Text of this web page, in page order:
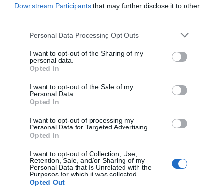
Downstream Participants that may further disclose it to other
Please note that this website/app uses one or more Google
not limited to your visit or usage behaviour. You may click to
grant or deny consent to Google and its third-party tags to
use your data for below specified purposes in below Google
consent section.
Personal Data Processing Opt Outs
I want to opt-out of the Sharing of my
personal data.
Opted In
I want to opt-out of the Sale of my
Personal Data.
Opted In
I want to opt-out of processing my
Personal Data for Targeted Advertising.
Opted In
I want to opt-out of Collection, Use,
Retention, Sale, and/or Sharing of my
Personal Data that Is Unrelated with the
Purposes for which it was collected.
Opted Out
Come scegliere le scarpe da running donna: comfort
e performance
Marco Tessari · 8 Ago 2026
NEWS